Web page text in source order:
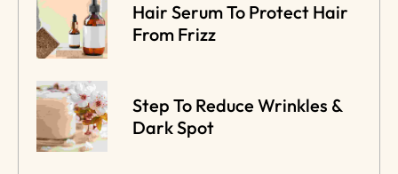
Hair Serum To Protect Hair
From Frizz
Step To Reduce Wrinkles &
Dark Spot